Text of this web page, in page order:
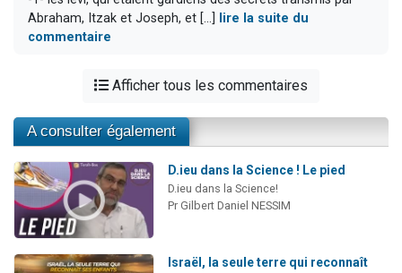
Abraham, Itzak et Joseph, et [...]
lire la suite du
commentaire
Afficher tous les commentaires
A consulter également
D.ieu dans la Science ! Le pied
D.ieu dans la Science!
Pr Gilbert Daniel NESSIM
Israël, la seule terre qui reconnaît